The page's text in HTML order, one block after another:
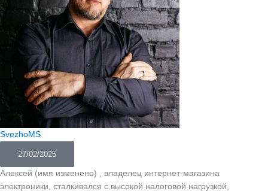
SvezhoMS
27/02/2025
Алексей (имя изменено) , владелец интернет-магазина
электроники, сталкивался с высокой налоговой нагрузкой,